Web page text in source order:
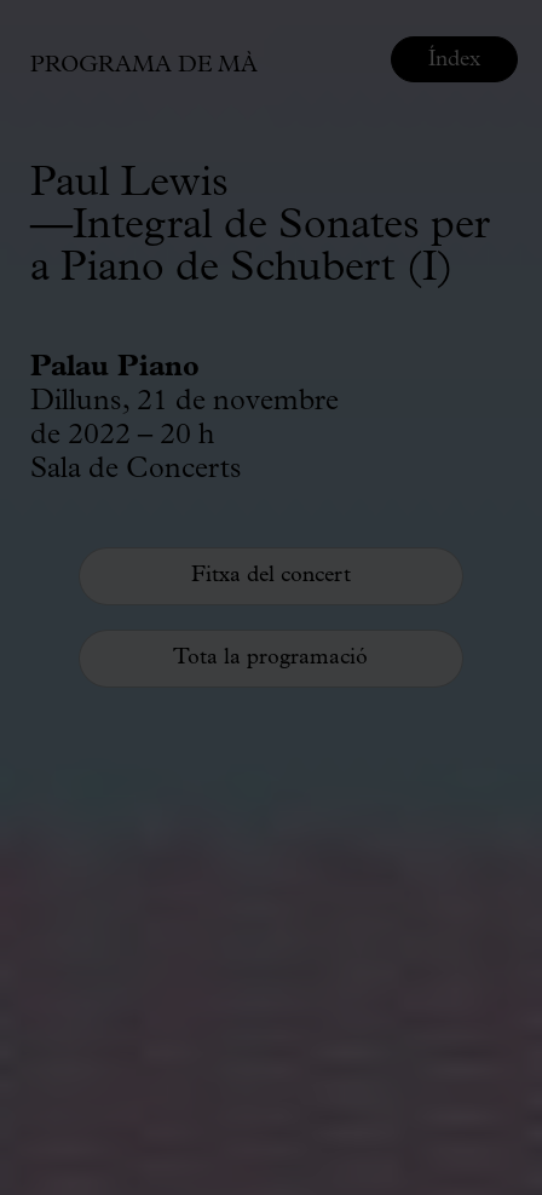
PROGRAMA DE MÀ
Paul Lewis
—Integral de Sonates per
a Piano de Schubert (I)
Palau Piano
Dilluns, 21 de novembre
de 2022 – 20 h
Sala de Concerts
Fitxa del concert
Tota la programació
Índex